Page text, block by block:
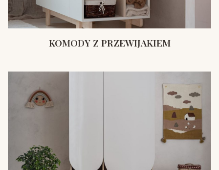
KOMODY Z PRZEWIJAKIEM